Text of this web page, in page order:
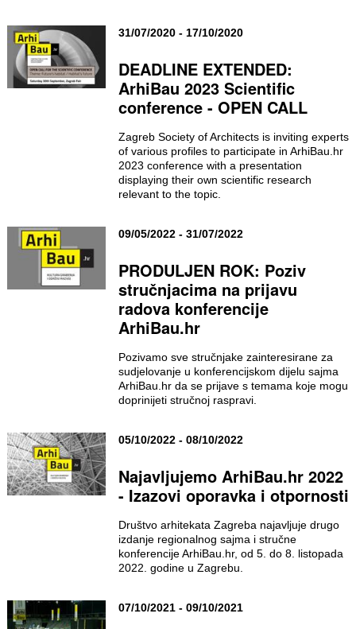
31/07/2020 - 17/10/2020
DEADLINE EXTENDED:
ArhiBau 2023 Scientific
conference - OPEN CALL
Zagreb Society of Architects is inviting experts
of various profiles to participate in ArhiBau.hr
2023 conference with a presentation
displaying their own scientific research
relevant to the topic.
09/05/2022 - 31/07/2022
PRODULJEN ROK: Poziv
stručnjacima na prijavu
radova konferencije
ArhiBau.hr
Pozivamo sve stručnjake zainteresirane za
sudjelovanje u konferencijskom dijelu sajma
ArhiBau.hr da se prijave s temama koje mogu
doprinijeti stručnoj raspravi.
05/10/2022 - 08/10/2022
Najavljujemo ArhiBau.hr 2022
- Izazovi oporavka i otpornosti
Društvo arhitekata Zagreba najavljuje drugo
izdanje regionalnog sajma i stručne
konferencije ArhiBau.hr, od 5. do 8. listopada
2022. godine u Zagrebu.
07/10/2021 - 09/10/2021